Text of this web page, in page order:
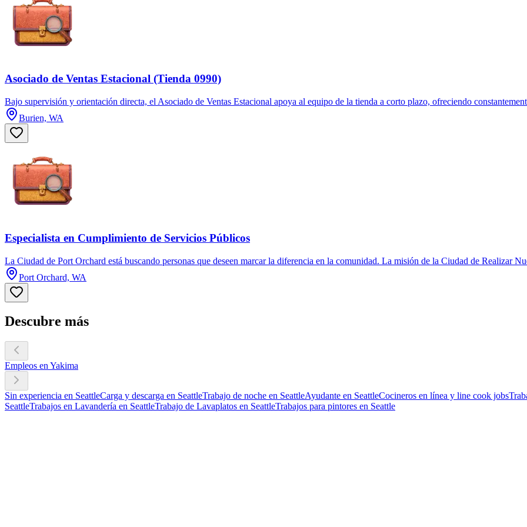
Asociado de Ventas Estacional (Tienda 0990)
Bajo supervisión y orientación directa, el Asociado de Ventas Estacional apoya al equipo de la tienda a corto plazo, ofreciendo
Burien, WA
Especialista en Cumplimiento de Servicios Públicos
La Ciudad de Port Orchard está buscando personas que deseen marcar la diferencia en la comunidad. La misión de la Ciudad de Realizar
Port Orchard, WA
Descubre más
Empleos en Yakima
Sin experiencia en SeattleCarga y descarga en SeattleTrabajo de noche en SeattleAyudante en SeattleCocineros en línea y line cook jobs
SeattleTrabajos en Lavandería en SeattleTrabajo de Lavaplatos en SeattleTrabajos para pintores en Seattle